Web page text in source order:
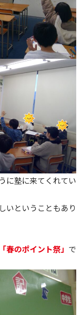
に塾に来てくれてい
いということもあり
「春のポイント祭」 で